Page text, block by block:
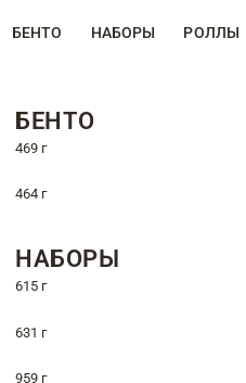
БЕНТО НАБОРЫ РОЛЛЫ
БЕНТО
469 г
464 г
НАБОРЫ
615 г
631 г
959 г